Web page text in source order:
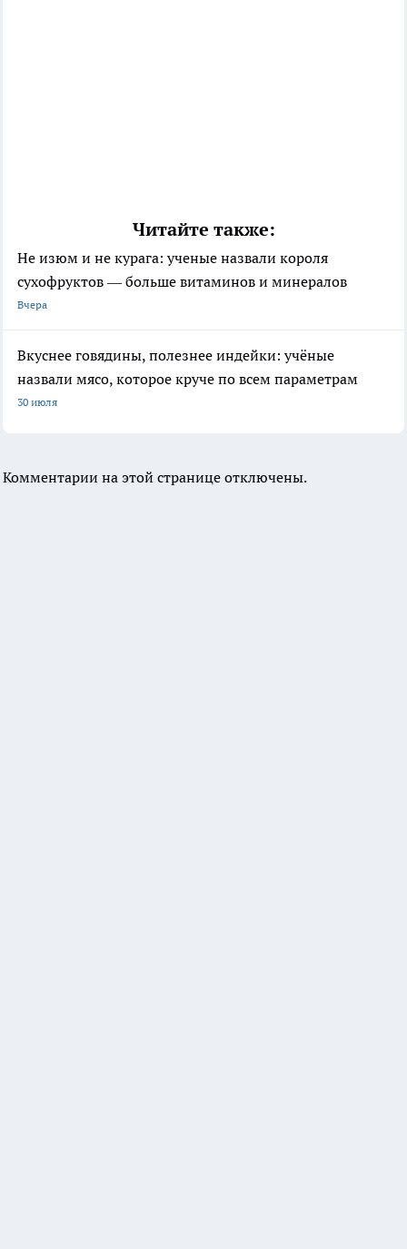
Читайте также:
Не изюм и не курага: ученые назвали короля
сухофруктов — больше витаминов и минералов
Вчера
Вкуснее говядины, полезнее индейки: учёные
назвали мясо, которое круче по всем параметрам
30 июля
Комментарии на этой странице отключены.